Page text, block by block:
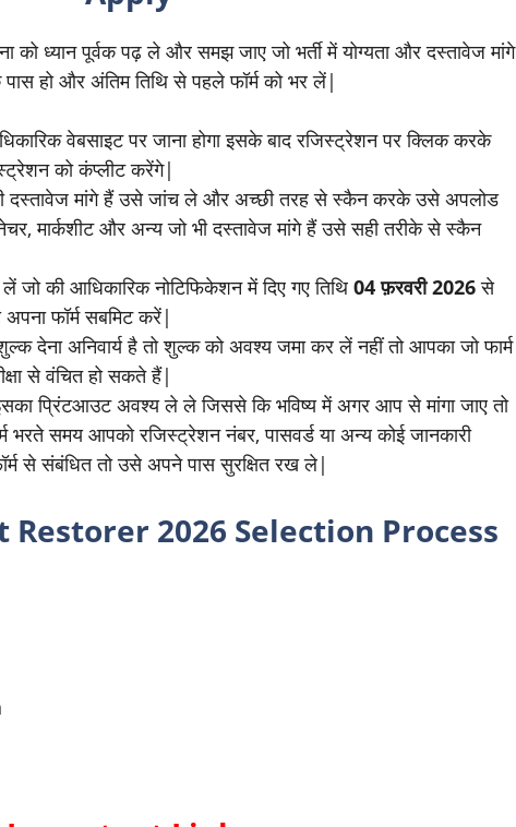
ध्यान पूर्वक पढ़ ले और समझ जाए जो भर्ती में योग्यता और दस्तावेज मांगे
हो और अंतिम तिथि से पहले फॉर्म को भर लें|
वेबसाइट पर जाना होगा इसके बाद रजिस्ट्रेशन पर क्लिक करके
को कंप्लीट करेंगे|
दस्तावेज मांगे हैं उसे जांच ले और अच्छी तरह से स्कैन करके उसे अपलोड
मार्कशीट और अन्य जो भी दस्तावेज मांगे हैं उसे सही तरीके से स्कैन
जो की आधिकारिक नोटिफिकेशन में दिए गए तिथि 04फ़रवरी2026से
फॉर्म सबमिट करें|
देना अनिवार्य है तो शुल्क को अवश्य जमा कर लें नहीं तो आपका जो फार्म
से वंचित हो सकते हैं|
प्रिंटआउट अवश्य ले ले जिससे कि भविष्य में अगर आप से मांगा जाए तो
समय आपको रजिस्ट्रेशन नंबर, पासवर्ड या अन्य कोई जानकारी
से संबंधित तो उसे अपने पास सुरक्षित रख ले|
Restorer 2026 Selection Process